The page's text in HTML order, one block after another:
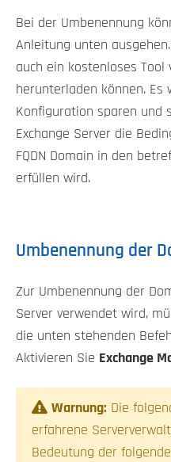
Bei der Umbenennung
Anleitung unten
auch ein kostenloses Tool
herunterladen können. Es
Konfiguration sparen und
Exchange Server die
FQDN Domain in den
erfüllen wird.
Umbenennung der
Zur Umbenennung der
Server verwendet wird,
die unten stehenden
Aktivieren Sie Exchange
Warnung: Die
erfahrene
Bedeutung der